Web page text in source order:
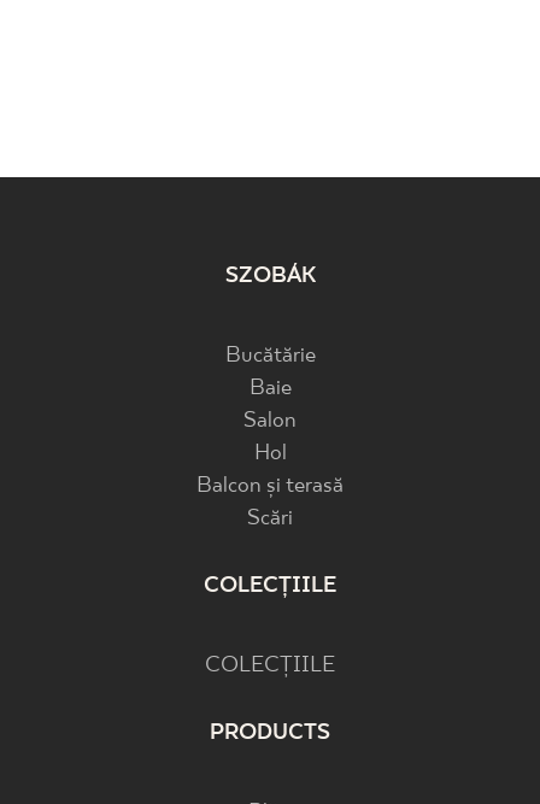
SZOBÁK
Bucătărie
Baie
Salon
Hol
Balcon și terasă
Scări
COLECȚIILE
COLECȚIILE
PRODUCTS